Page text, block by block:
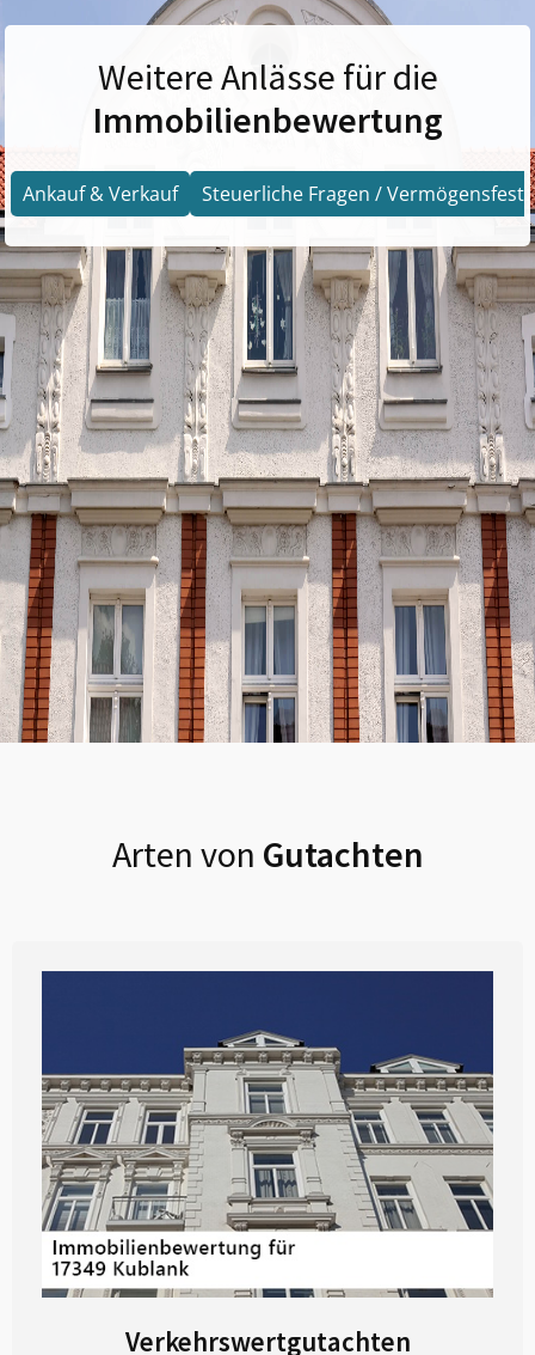
Weitere Anlässe für die
Immobilienbewertung
Ankauf & Verkauf Steuerliche Fragen /
Arten von Gutachten
Verkehrswertgutachten